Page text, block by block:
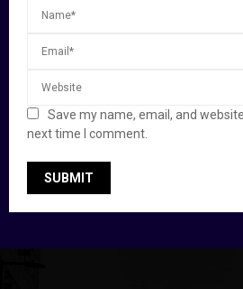
Save my name, email, and
next time I comment.